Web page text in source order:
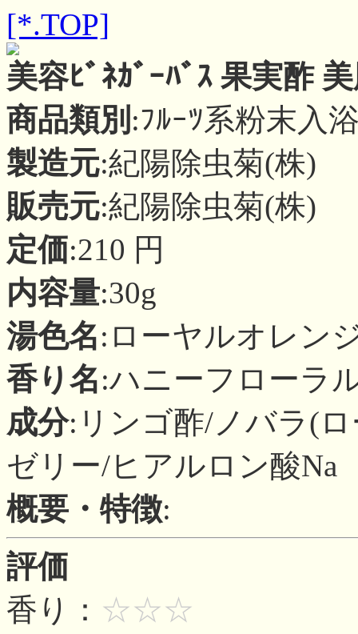
[*.TOP]
美容ﾋﾞﾈｶﾞｰﾊﾞｽ 果実酢
商品類別 :ﾌﾙｰﾂ系粉末入
製造元:紀陽除虫菊(株)
販売元:紀陽除虫菊(株)
定価:210 円
内容量:30g
湯色名:ローヤルオレン
香り名:ハニーフローラ
成分:リンゴ酢/ノバラ(
ゼリー/ヒアルロン酸Na
概要・特徴:
評価
香り： ☆☆☆